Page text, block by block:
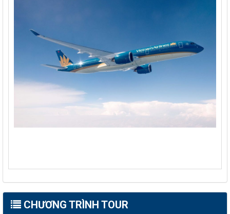
CHƯƠNG TRÌNH TOUR